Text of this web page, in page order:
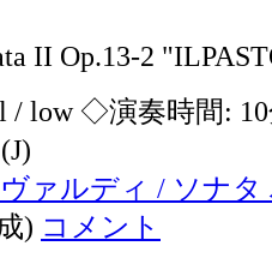
Op.13-2
/ low ◇演奏時間:
(J)
ァルディ / ソナタ
) コメント